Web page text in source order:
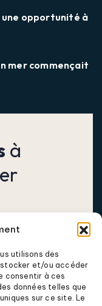
utilisons des
et/ou accéder
consentir à ces
données telles que
sur ce site. Le
une opportunité à
mer commençait
à